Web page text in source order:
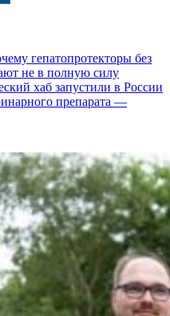
гепатопротекторы без
не в полную силу
хаб запустили в России
препарата —